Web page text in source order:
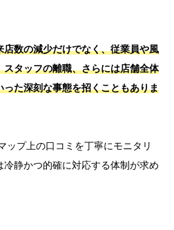
数の減少だけでなく、従業員や風
タッフの離職、さらには店舗全体
た深刻な事態を招くこともありま
ップ上の口コミを丁寧にモニタリ
静かつ的確に対応する体制が求め